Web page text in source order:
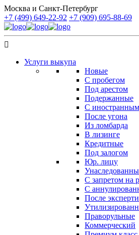
Москва и Санкт-Петербург
+7 (499) 649-22-92 +7 (909) 695-88-69
Услуги выкупа
Новые
С пробегом
Под арестом
Подержанные
С
После угона
Из ломбарда
В лизинге
Кредитные
Под залогом
Юр. лицу
С запретом на
С
После
Праворульные
Коммерческий